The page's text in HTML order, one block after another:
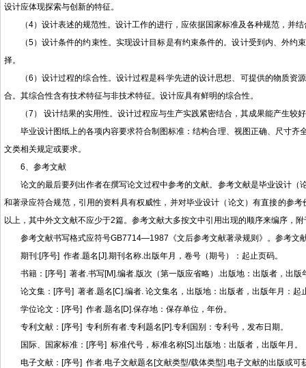
设计应体现探索与创新的特征。
（4）设计表述的规范性。设计工作的进行，应依据国家标准及各种规范，并
（5）设计条件的约束性。实现设计目标是有约束条件的。设计受到内、外
择。
（6）设计过程的综合性。设计过程是科学先进的设计思想、可提供的物质
合。其综合性含有技术特征与非技术特征。设计应具有鲜明的综合性。
（7） 设计结果的实用性。设计过程应与生产实践紧密结合，其成果能产生较
毕业设计图纸上的各项内容要求符合制图标准：结构合理、视图正确、尺寸
文类相关规定或要求。
6、参考文献
论文的最后要列出作者在撰写论文过程中参考的文献。参考文献是毕业设计
和著录应符合规范，引用的资料具有权威性，并对毕业设计（论文）有直接的参
以上，其中外文文献不应少于2篇。参考文献大多按文中引用出现的顺序来编序，附
参考文献书写格式应符号GB7714—1987《文后参考文献著录规则》。参考文
期刊:[序号] 作者.题名[J].期刊名称.出版年月，卷号（期号）：起止页码。
书籍：[序号] 著者.书写[M].编者.版次（第一版应省略）.出版地：出版者，出版
论文集：[序号] 著者.题名[C].编者. 论文集名，出版地：出版者，出版年月：起
学位论文：[序号] 作者.题名[D].保存地：保存单位，年份。
专利文献：[序号] 专利所有者.专利题名[P].专利国别：专利号，发布日期。
国际、国家标准：[序号] 标准代号，标准名称[S].出版地：出版者，出版年月。
电子文献：[序号] 作者.电子文献题名[文献类型/载体类型].电子文献的出版或